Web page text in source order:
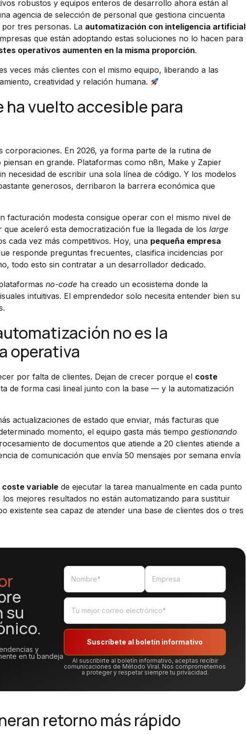
robustos y equipos enteros de desarrollo ahora están al
agencia de selección de personal que gestiona cincuenta
tres personas. La automatización con inteligencia artificial
que están adoptando estas soluciones no lo hacen para
operativos aumenten en la misma proporción.
veces más clientes con el mismo equipo, liberando a las
creatividad y relación humana.
vuelto accesible para
corporaciones. En 2026, ya forma parte de la rutina de
en grande. Plataformas como n8n, Make y Zapier
necesidad de escribir una sola línea de código. Y los modelos
generosos, derribaron la barrera económica que
facturación modesta consigue operar con el mismo nivel de
aceleró esta democratización fue la llegada de los large
vez más competitivos. Hoy, una pequeña empresa
responde preguntas frecuentes, clasifica incidencias por
todo esto sin contratar a un desarrollador dedicado.
no-code ha creado un ecosistema donde la
intuitivas. El emprendedor solo necesita entender bien su
no es la
operativa
por falta de clientes. Dejan de crecer porque el coste
de forma casi lineal junto con la base — y la automatización
actualizaciones de estado que enviar, más facturas que
momento, el equipo gasta más tiempo gestionando
de documentos que atiende a 20 clientes atiende a
de comunicación que envía 50 mensajes por semana envía
coste variable de ejecutar la tarea manualmente en cada punto
mejores resultados no están automatizando para sustituir
existente sea capaz de atender una base de clientes dos o tres
su
y
en tu bandeja
Suscríbete al boletín informativo
Al suscribirte al boletín informativo, aceptas recibir
comunicaciones de Método Viral. Nos comprometemos
a proteger y respetar siempre tu privacidad.
retorno más rápido